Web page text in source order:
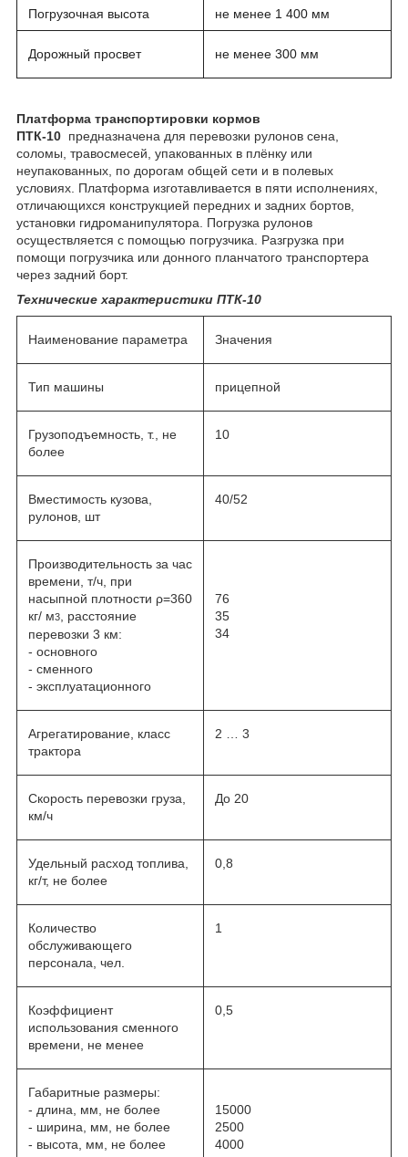
Погрузочная высота не менее 1 400 мм
Дорожный просвет не менее 300 мм
Платформа транспортировки кормов
ПТК-10 предназначена для перевозки рулонов сена,
соломы, травосмесей, упакованных в плёнку или
неупакованных, по дорогам общей сети и в полевых
условиях. Платформа изготавливается в пяти исполнениях,
отличающихся конструкцией передних и задних бортов,
установки гидроманипулятора. Погрузка рулонов
осуществляется с помощью погрузчика. Разгрузка при
помощи погрузчика или донного планчатого транспортера
через задний борт.
Технические характеристики ПТК-10
Наименование параметра Значения
Тип машины прицепной
Грузоподъемность, т., не
более
10
Вместимость кузова,
рулонов, шт
40/52
Производительность за час
времени, т/ч, при
насыпной плотности ρ=360
кг/ м3
, расстояние
перевозки 3 км:
- основного
- сменного
- эксплуатационного
76
35
34
Агрегатирование, класс
трактора
2 … 3
Скорость перевозки груза,
км/ч
До 20
Удельный расход топлива,
кг/т, не более
0,8
Количество
обслуживающего
персонала, чел.
1
Коэффициент
использования сменного
времени, не менее
0,5
Габаритные размеры:
- длина, мм, не более
- ширина, мм, не более
- высота, мм, не более
15000
2500
4000